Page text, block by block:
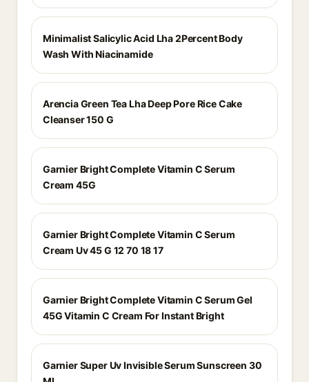
Minimalist Salicylic Acid Lha 2Percent Body
Wash With Niacinamide
Arencia Green Tea Lha Deep Pore Rice Cake
Cleanser 150 G
Garnier Bright Complete Vitamin C Serum
Cream 45G
Garnier Bright Complete Vitamin C Serum
Cream Uv 45 G 12 70 18 17
Garnier Bright Complete Vitamin C Serum Gel
45G Vitamin C Cream For Instant Bright
Garnier Super Uv Invisible Serum Sunscreen 30